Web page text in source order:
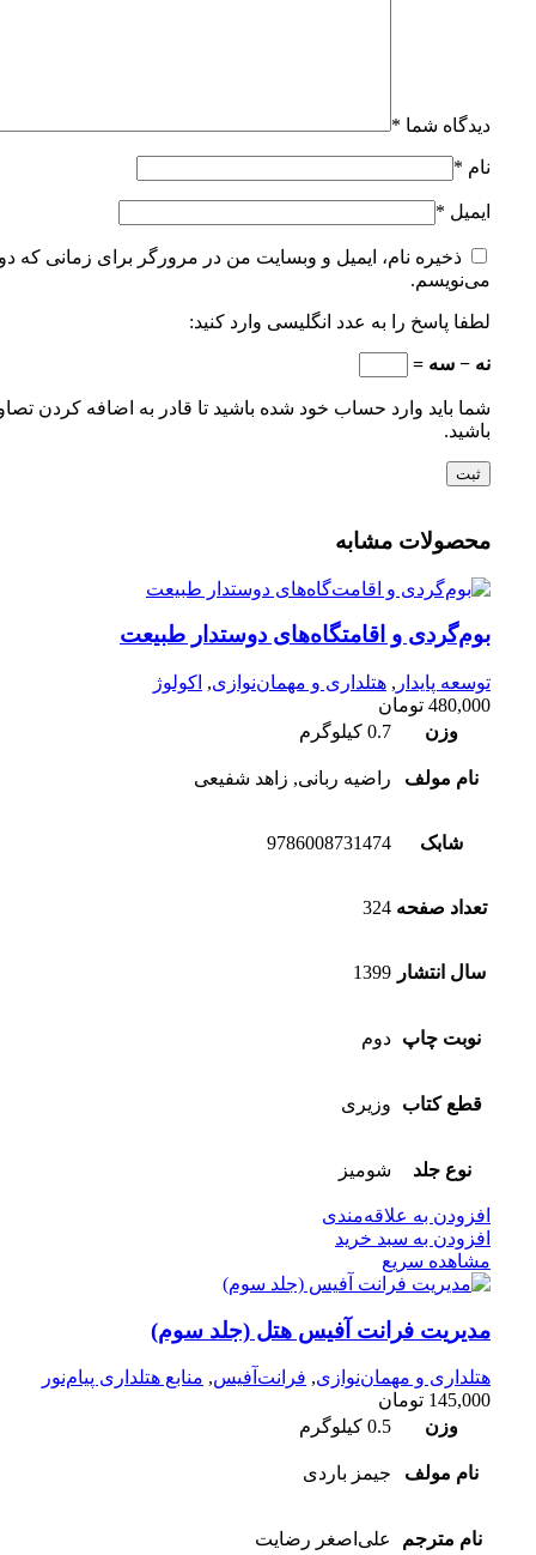
دیدگاه شما *
نام *
ایمیل *
ذخیره نام، ایمیل و وبسایت من در مرورگر برای زمانی که
می‌نویسم.
لطفا پاسخ را به عدد انگلیسی وارد کنید:
نه − سه =
شما باید وارد حساب خود شده باشید تا قادر به اضافه کردن
باشید.
محصولات مشابه
بوم‌گردی و اقامتگاه‌های دوستدار طبیعت
توسعه پایدار , هتلداری و مهمان‌نوازی, اکولوژ
480,000 تومان
وزن
0.7 کیلوگرم
نام مولف راضیه ربانی, زاهد شفیعی
شابک 9786008731474
تعداد صفحه 324
سال انتشار 1399
نوبت چاپ دوم
قطع کتاب وزیری
نوع جلد شومیز
افزودن به علاقه‌مندی
افزودن به سبد خرید
مشاهده سریع
مدیریت فرانت آفیس هتل (جلد سوم)
هتلداری و مهمان‌نوازی, فرانت‌آفیس, منابع هتلداری پیام‌نور
145,000 تومان
وزن
0.5 کیلوگرم
نام مولف جیمز باردی
نام مترجم علی‌اصغر رضایت